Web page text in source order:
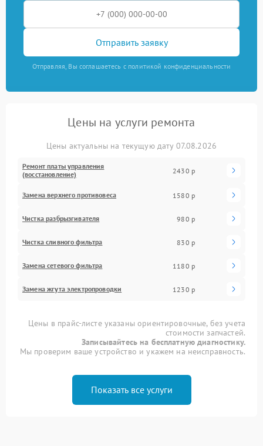
Отправить заявку
Отправляя, Вы соглашаетесь с политикой конфиденциальности
Цены на услуги ремонта
Цены актуальны на текущую дату 07.08.2026
Ремонт платы управления
(восстановление)
2430 р
Замена верхнего противовеса 1580 р
Чистка разбрызгивателя 980 р
Чистка сливного фильтра 830 р
Замена сетевого фильтра 1180 р
Замена жгута электропроводки 1230 р
Цены в прайс-листе указаны ориентировочные, без учета
стоимости запчастей.
Записывайтесь на бесплатную диагностику.
Мы проверим ваше устройство и укажем на неисправность.
Показать все услуги